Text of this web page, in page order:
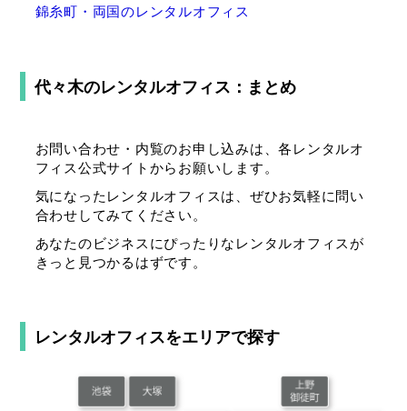
錦糸町・両国のレンタルオフィス
代々木のレンタルオフィス：まとめ
お問い合わせ・内覧のお申し込みは、各レンタルオ
フィス公式サイトからお願いします。
気になったレンタルオフィスは、ぜひお気軽に問い
合わせしてみてください。
あなたのビジネスにぴったりなレンタルオフィスが
きっと見つかるはずです。
レンタルオフィスをエリアで探す